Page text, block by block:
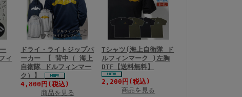
ィ
ドライ・ライトジップパ
ーカー 【 背中（ 海上
自衛隊 ドルフィンマー
ク）】
4,800円(税込)
商品を見る
Tシャツ(海上自衛隊 ド
ルフィンマーク )左胸
DTF【送料無料】
2,200円(税込)
商品を見る